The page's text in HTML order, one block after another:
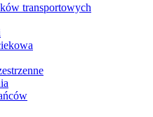
transportowych